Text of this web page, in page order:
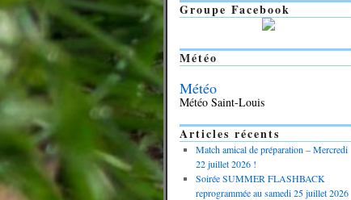
Groupe Facebook
Météo
Météo
Météo Saint-Louis
Articles récents
Match amical de préparation – Mercredi
22 juillet 2026 !
Soirée SUMMER FLASHBACK
reprogrammée au samedi 25 juillet 2026